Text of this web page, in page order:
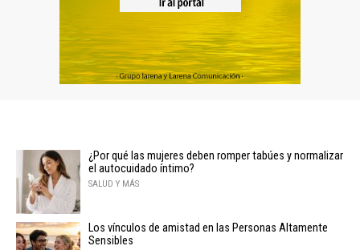
¿Por qué las mujeres deben romper tabúes y normalizar
el autocuidado íntimo?
SALUD Y MÁS
Los vínculos de amistad en las Personas Altamente
Sensibles